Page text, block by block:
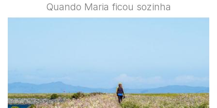
Quando Maria ficou sozinha